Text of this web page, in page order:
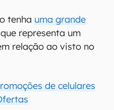
tenha uma grande
representa um
relação ao visto no
de celulares